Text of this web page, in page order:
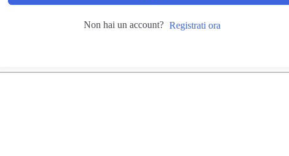
Non hai un account? Registrati ora